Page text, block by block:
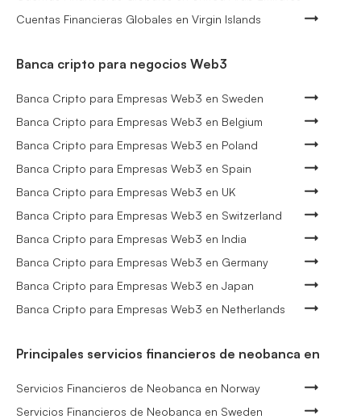
Cuentas Financieras Globales en Virgin Islands
Banca cripto para negocios Web3
Banca Cripto para Empresas Web3 en Sweden
Banca Cripto para Empresas Web3 en Belgium
Banca Cripto para Empresas Web3 en Poland
Banca Cripto para Empresas Web3 en Spain
Banca Cripto para Empresas Web3 en UK
Banca Cripto para Empresas Web3 en Switzerland
Banca Cripto para Empresas Web3 en India
Banca Cripto para Empresas Web3 en Germany
Banca Cripto para Empresas Web3 en Japan
Banca Cripto para Empresas Web3 en Netherlands
Principales servicios financieros de neobanca en
Servicios Financieros de Neobanca en Norway
Servicios Financieros de Neobanca en Sweden